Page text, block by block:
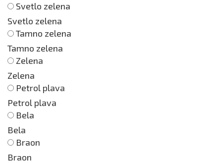
Svetlo zelena
Svetlo zelena
Tamno zelena
Tamno zelena
Zelena
Zelena
Petrol plava
Petrol plava
Bela
Bela
Braon
Braon